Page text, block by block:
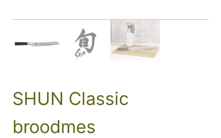
SHUN Classic
broodmes